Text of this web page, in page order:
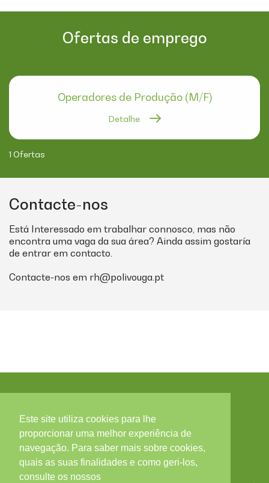
Este site utiliza cookies para lhe
proporcionar uma melhor experiência de
navegação. Para saber mais sobre cookies,
quais as suas finalidades e como geri-los,
consulte os nossos
Ofertas de emprego
Operadores de Produção (M/F)
Detalhe
1 Ofertas
Contacte-nos
Está Interessado em trabalhar connosco, mas não
encontra uma vaga da sua área? Ainda assim gostaría
de entrar em contacto.
Contacte-nos em rh@polivouga.pt
Contactos
Zona Industrial, Arruamento C - Lote 56, 3850-184
ALBERGARIA-A-VELHA
Portugal